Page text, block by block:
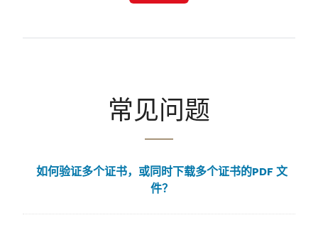
常见问题
如何验证多个证书，或同时下载多个证书的PDF 文
件？